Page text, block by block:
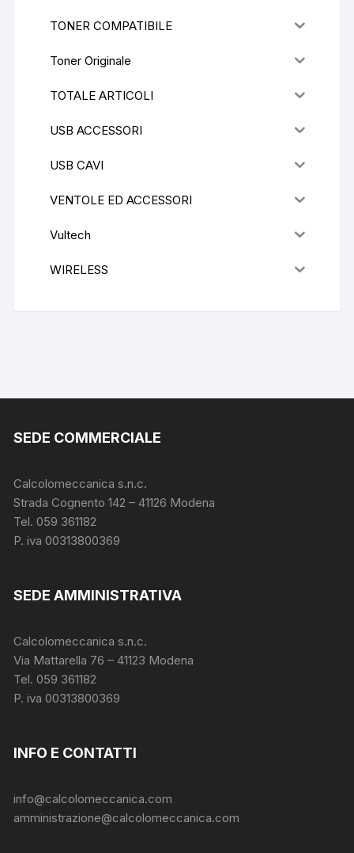
TONER COMPATIBILE
Toner Originale
TOTALE ARTICOLI
USB ACCESSORI
USB CAVI
VENTOLE ED ACCESSORI
Vultech
WIRELESS
SEDE COMMERCIALE
Calcolomeccanica s.n.c.
Strada Cognento 142 – 41126 Modena
Tel. 059 361182
P. iva 00313800369
SEDE AMMINISTRATIVA
Calcolomeccanica s.n.c.
Via Mattarella 76 – 41123 Modena
Tel. 059 361182
P. iva 00313800369
INFO E CONTATTI
info@calcolomeccanica.com
amministrazione@calcolomeccanica.com